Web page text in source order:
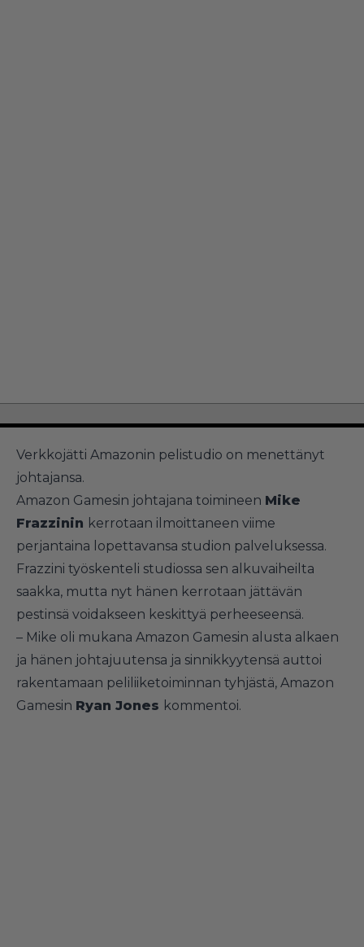
Verkkojätti Amazonin pelistudio on menettänyt
johtajansa.
Amazon Gamesin johtajana toimineen Mike
Frazzinin kerrotaan ilmoittaneen viime
perjantaina lopettavansa studion palveluksessa.
Frazzini työskenteli studiossa sen alkuvaiheilta
saakka, mutta nyt hänen kerrotaan jättävän
pestinsä voidakseen keskittyä perheeseensä.
– Mike oli mukana Amazon Gamesin alusta alkaen
ja hänen johtajuutensa ja sinnikkyytensä auttoi
rakentamaan peliliiketoiminnan tyhjästä, Amazon
Gamesin Ryan Jones kommentoi.